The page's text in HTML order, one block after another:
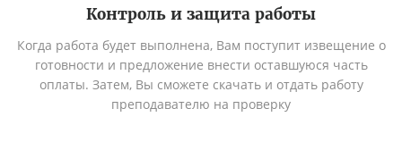
Контроль и защита работы
Когда работа будет выполнена, Вам поступит извещение о
готовности и предложение внести оставшуюся часть
оплаты. Затем, Вы сможете скачать и отдать работу
преподавателю на проверку